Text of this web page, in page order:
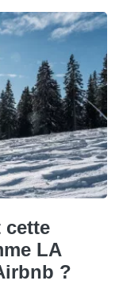
cette
LA
?